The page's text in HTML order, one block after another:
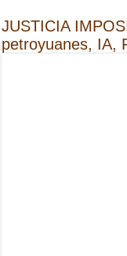
JUSTICIA
petroyuanes, IA,